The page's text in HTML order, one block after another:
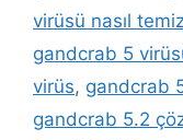
virüsü nasıl
gandcrab 5
virüs, gandcrab
gandcrab 5.2